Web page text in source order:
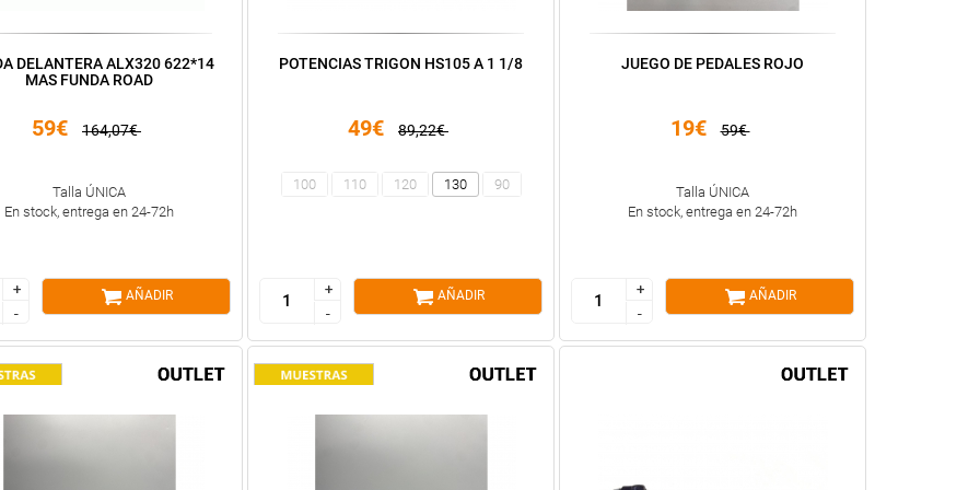
DELANTERA ALX320 622*14
MAS FUNDA ROAD
59€ 164,07€
Talla ÚNICA
En stock, entrega en 24-72h
+
-
+
-
AÑADIR
POTENCIAS TRIGON HS105 A 1 1/8
49€ 89,22€
100 110 120 130 90
+
-
+
-
AÑADIR
JUEGO DE PEDALES ROJO
19€ 59€
Talla ÚNICA
En stock, entrega en 24-72h
+
-
+
-
AÑADIR